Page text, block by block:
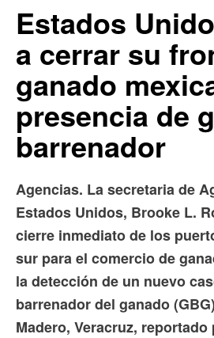
Estados
a cerrar su
ganado
presencia de
barrenador
Agencias. La secretaria de
Estados Unidos, Brooke L.
cierre inmediato de los
sur para el comercio de
la detección de un nuevo
barrenador del ganado
Madero, Veracruz,